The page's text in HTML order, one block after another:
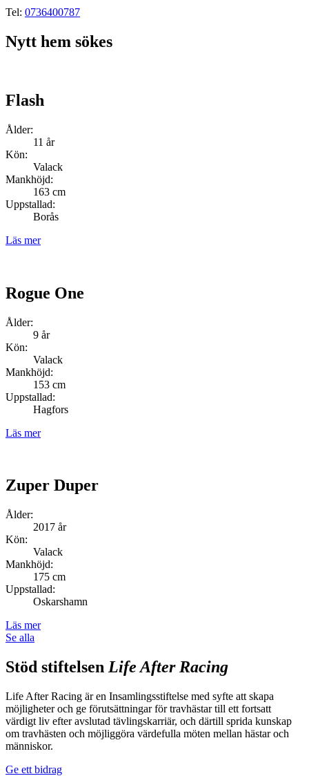
Tel: 0736400787
Nytt hem sökes
Flash
Ålder:
11 år
Kön:
Valack
Mankhöjd:
163 cm
Uppstallad:
Borås
Läs mer
Rogue One
Ålder:
9 år
Kön:
Valack
Mankhöjd:
153 cm
Uppstallad:
Hagfors
Läs mer
Zuper Duper
Ålder:
2017 år
Kön:
Valack
Mankhöjd:
175 cm
Uppstallad:
Oskarshamn
Läs mer
Se alla
Stöd stiftelsen Life After Racing
Life After Racing är en Insamlingsstiftelse med syfte att skapa
möjligheter och ge förutsättningar för travhästar till ett fortsatt
värdigt liv efter avslutad tävlingskarriär, och därtill sprida kunskap
om travhästen och möjliggöra värdefulla möten mellan hästar och
människor.
Ge ett bidrag